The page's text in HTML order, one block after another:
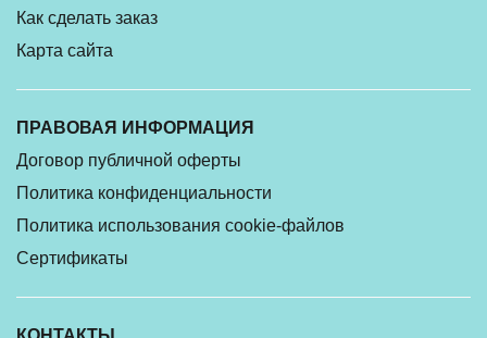
Как сделать заказ
Карта сайта
ПРАВОВАЯ ИНФОРМАЦИЯ
Договор публичной оферты
Политика конфиденциальности
Политика использования cookie-файлов
Сертификаты